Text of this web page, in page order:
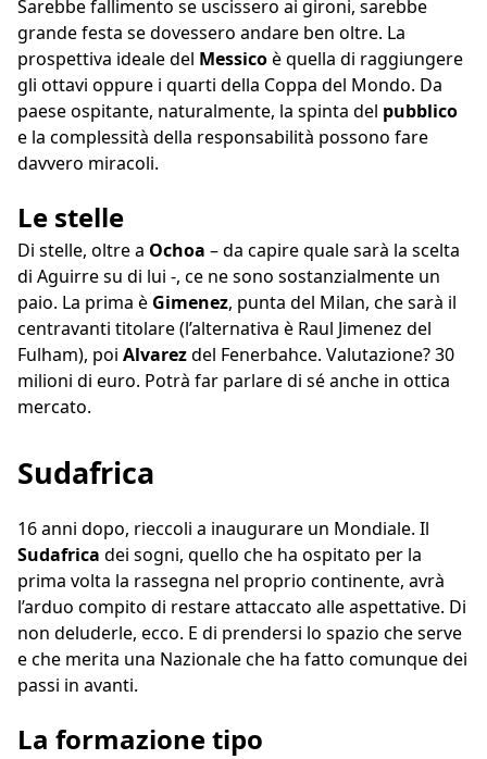
Sarebbe fallimento se uscissero ai gironi, sarebbe
grande festa se dovessero andare ben oltre. La
prospettiva ideale del Messicoè quella di raggiungere
gli ottavi oppure i quarti della Coppa del Mondo. Da
paese ospitante, naturalmente, la spinta del pubblico
e la complessità della responsabilità possono fare
davvero miracoli.
Le stelle
Di stelle, oltre a Ochoa – da capire quale sarà la scelta
di Aguirre su di lui -, ce ne sono sostanzialmente un
paio. La prima è Gimenez, punta del Milan, che sarà il
centravanti titolare (l’alternativa è Raul Jimenez del
Fulham), poi Alvarezdel Fenerbahce. Valutazione? 30
milioni di euro. Potrà far parlare di sé anche in ottica
mercato.
Sudafrica
16 anni dopo, rieccoli a inaugurare un Mondiale. Il
Sudafrica dei sogni, quello che ha ospitato per la
prima volta la rassegna nel proprio continente, avrà
l’arduo compito di restare attaccato alle aspettative. Di
non deluderle, ecco. E di prendersi lo spazio che serve
e che merita una Nazionale che ha fatto comunque dei
passi in avanti.
La formazione tipo